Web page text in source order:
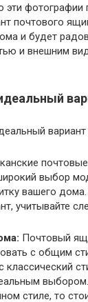
фотографии
почтового
и будет
и внешним
выбор
вашего
учитывайте
Почтовый
с общим
классический
стиле, то